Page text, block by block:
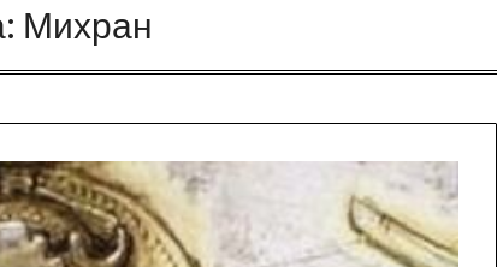
Михран